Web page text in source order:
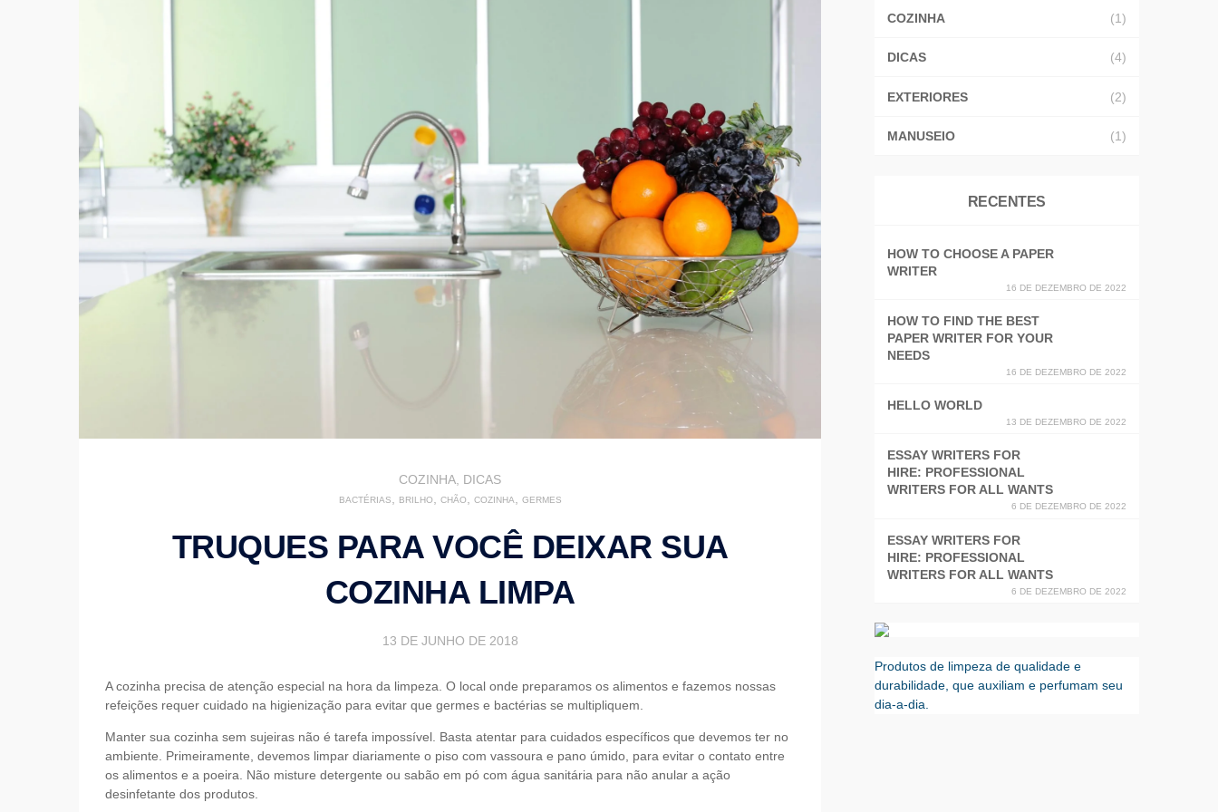
COZINHA DICAS
BACTÉRIAS BRILHO CHÃO COZINHA GERMES
TRUQUES PARA VOCÊ DEIXAR SUA
COZINHA LIMPA
13 DE JUNHO DE 2018
A cozinha precisa de atenção especial na hora da limpeza. O local onde preparamos os alimentos e fazemos nossas
refeições requer cuidado na higienização para evitar que germes e bactérias se multipliquem.
Manter sua cozinha sem sujeiras não é tarefa impossível. Basta atentar para cuidados específicos que devemos ter no
ambiente. Primeiramente, devemos limpar diariamente o piso com vassoura e pano úmido, para evitar o contato entre
os alimentos e a poeira. Não misture detergente ou sabão em pó com água sanitária para não anular a ação
desinfetante dos produtos.
COZINHA (1)
DICAS (4)
EXTERIORES (2)
MANUSEIO (1)
RECENTES
HOW TO CHOOSE A PAPER
WRITER
16 DE DEZEMBRO DE 2022
HOW TO FIND THE BEST
PAPER WRITER FOR YOUR
NEEDS
16 DE DEZEMBRO DE 2022
HELLO WORLD
13 DE DEZEMBRO DE 2022
ESSAY WRITERS FOR
HIRE: PROFESSIONAL
WRITERS FOR ALL WANTS
6 DE DEZEMBRO DE 2022
ESSAY WRITERS FOR
HIRE: PROFESSIONAL
WRITERS FOR ALL WANTS
6 DE DEZEMBRO DE 2022
Produtos de limpeza de qualidade e
durabilidade, que auxiliam e perfumam seu
dia-a-dia.